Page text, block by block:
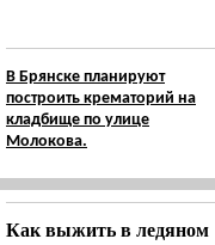
В Брянске планируют
построить крематорий на
кладбище по улице
Молокова.
Как выжить в ледяном